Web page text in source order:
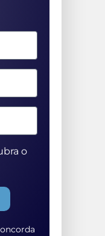
o